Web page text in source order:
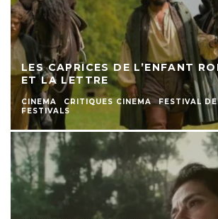
LES CAPRICES DE L’ENFANT
ET LA LETTRE
CINEMA CRITIQUES CINEMA
FESTIVAL
FESTIVALS